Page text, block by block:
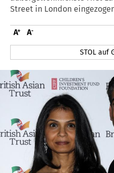
Street in London
STOL auf